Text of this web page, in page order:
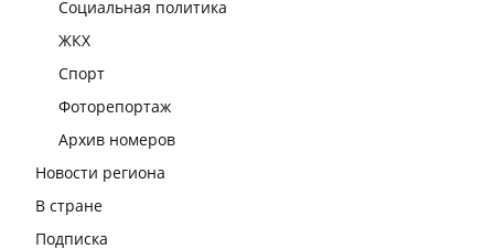
Социальная политика
ЖКХ
Спорт
Фоторепортаж
Архив номеров
Новости региона
В стране
Подписка